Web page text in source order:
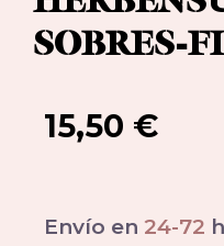
SOBRES-
15,50 €
Envío en 24-72